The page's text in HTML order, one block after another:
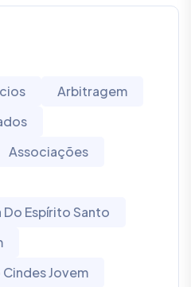
Arbitragem
Associações
Espírito Santo
Jovem